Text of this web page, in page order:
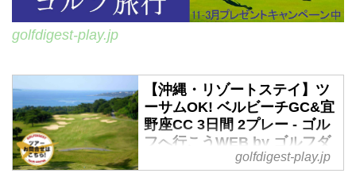
golfdigest-play.jp
【沖縄・リゾートステイ】ツ
ーサムOK! ベルビーチGC&宜
野座CC 3日間 2プレー - ゴル
フへ行こうWEB by ゴルフダ
golfdigest-play.jp